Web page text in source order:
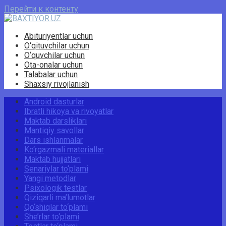
Перейти к контенту
Abituriyentlar uchun
O‘qituvchilar uchun
O‘quvchilar uchun
Ota-onalar uchun
Talabalar uchun
Shaxsiy rivojlanish
Android dasturlar
Ibratli hikoya va rivoyatlar
Maktab darsliklari
Mantiqiy savollar
Dars ishlanmalar
Ko‘rgazmali materiallar
Maktab hujjatlari
Senariylar to‘plami
Yangi metodlar
Psixologik testlar
Qiziqarli ma’lumotlar
Qo‘shiqlar to‘plami
She’rlar to‘plami